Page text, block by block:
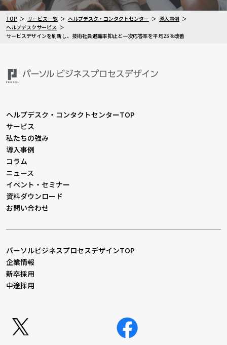
TOP サービス一覧 ヘルプデスク・コンタクトセンター
導入事例
ヘルプデスクサービス
サービスデザインを刷新し、技術社員退職率抑止と一次応答率を平均25％改善
ヘルプデスク・コンタクトセンターTOP
サービス
私たちの強み
導入事例
コラム
ニュース
イベント・セミナー
資料ダウンロード
お問い合わせ
パーソルビジネスプロセスデザインTOP
企業情報
新卒採用
中途採用